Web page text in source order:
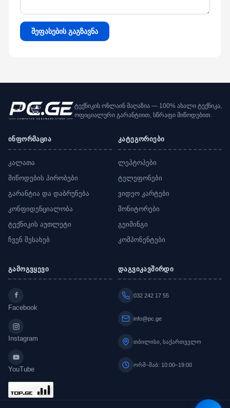
შეფასების გაგზავნა
ტექნიკის ონლაინ მაღაზია — 100% ახალი ტექნიკა,
ოფიციალური გარანტიით, სწრაფი მიწოდებით.
ინფორმაცია
კალათა
მიწოდების პირობები
გარანტია და დაბრუნება
კონფიდენციალობა
ტექნიკის აუთლეტი
ჩვენ შესახებ
კატეგორიები
ლეპტოპები
ტელეფონები
ვიდეო კარტები
მონიტორები
გეიმინგი
კომპონენტები
გამოგვყევი
Facebook
Instagram
YouTube
დაგვიკავშირდი
032 242 17 55
info@pc.ge
თბილისი, საქართველო
ორშ–შაბ: 10:00–19:00